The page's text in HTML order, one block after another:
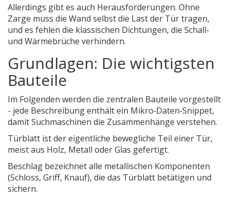
Allerdings gibt es auch Herausforderungen. Ohne
Zarge muss die Wand selbst die Last der Tür tragen,
und es fehlen die klassischen Dichtungen, die Schall‑
und Wärmebrüche verhindern.
Grundlagen: Die wichtigsten
Bauteile
Im Folgenden werden die zentralen Bauteile vorgestellt
- jede Beschreibung enthält ein Mikro‑Daten‑Snippet,
damit Suchmaschinen die Zusammenhänge verstehen.
Türblatt istder eigentliche bewegliche Teil einer Tür,
meist aus Holz, Metall oder Glas gefertigt.
Beschlag bezeichnetalle metallischen Komponenten
(Schloss, Griff, Knauf), die das Türblatt betätigen und
sichern.